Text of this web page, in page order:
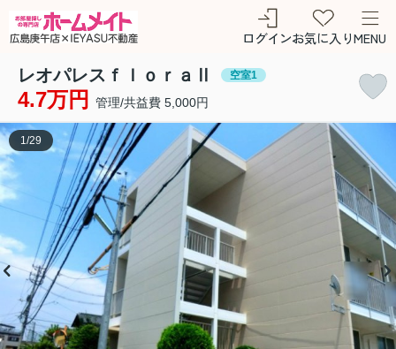
ログインお気に入りMENU
レオパレスｆｌｏｒａⅡ 空室1
4.7万円 管理/共益費 5,000円
1 /29